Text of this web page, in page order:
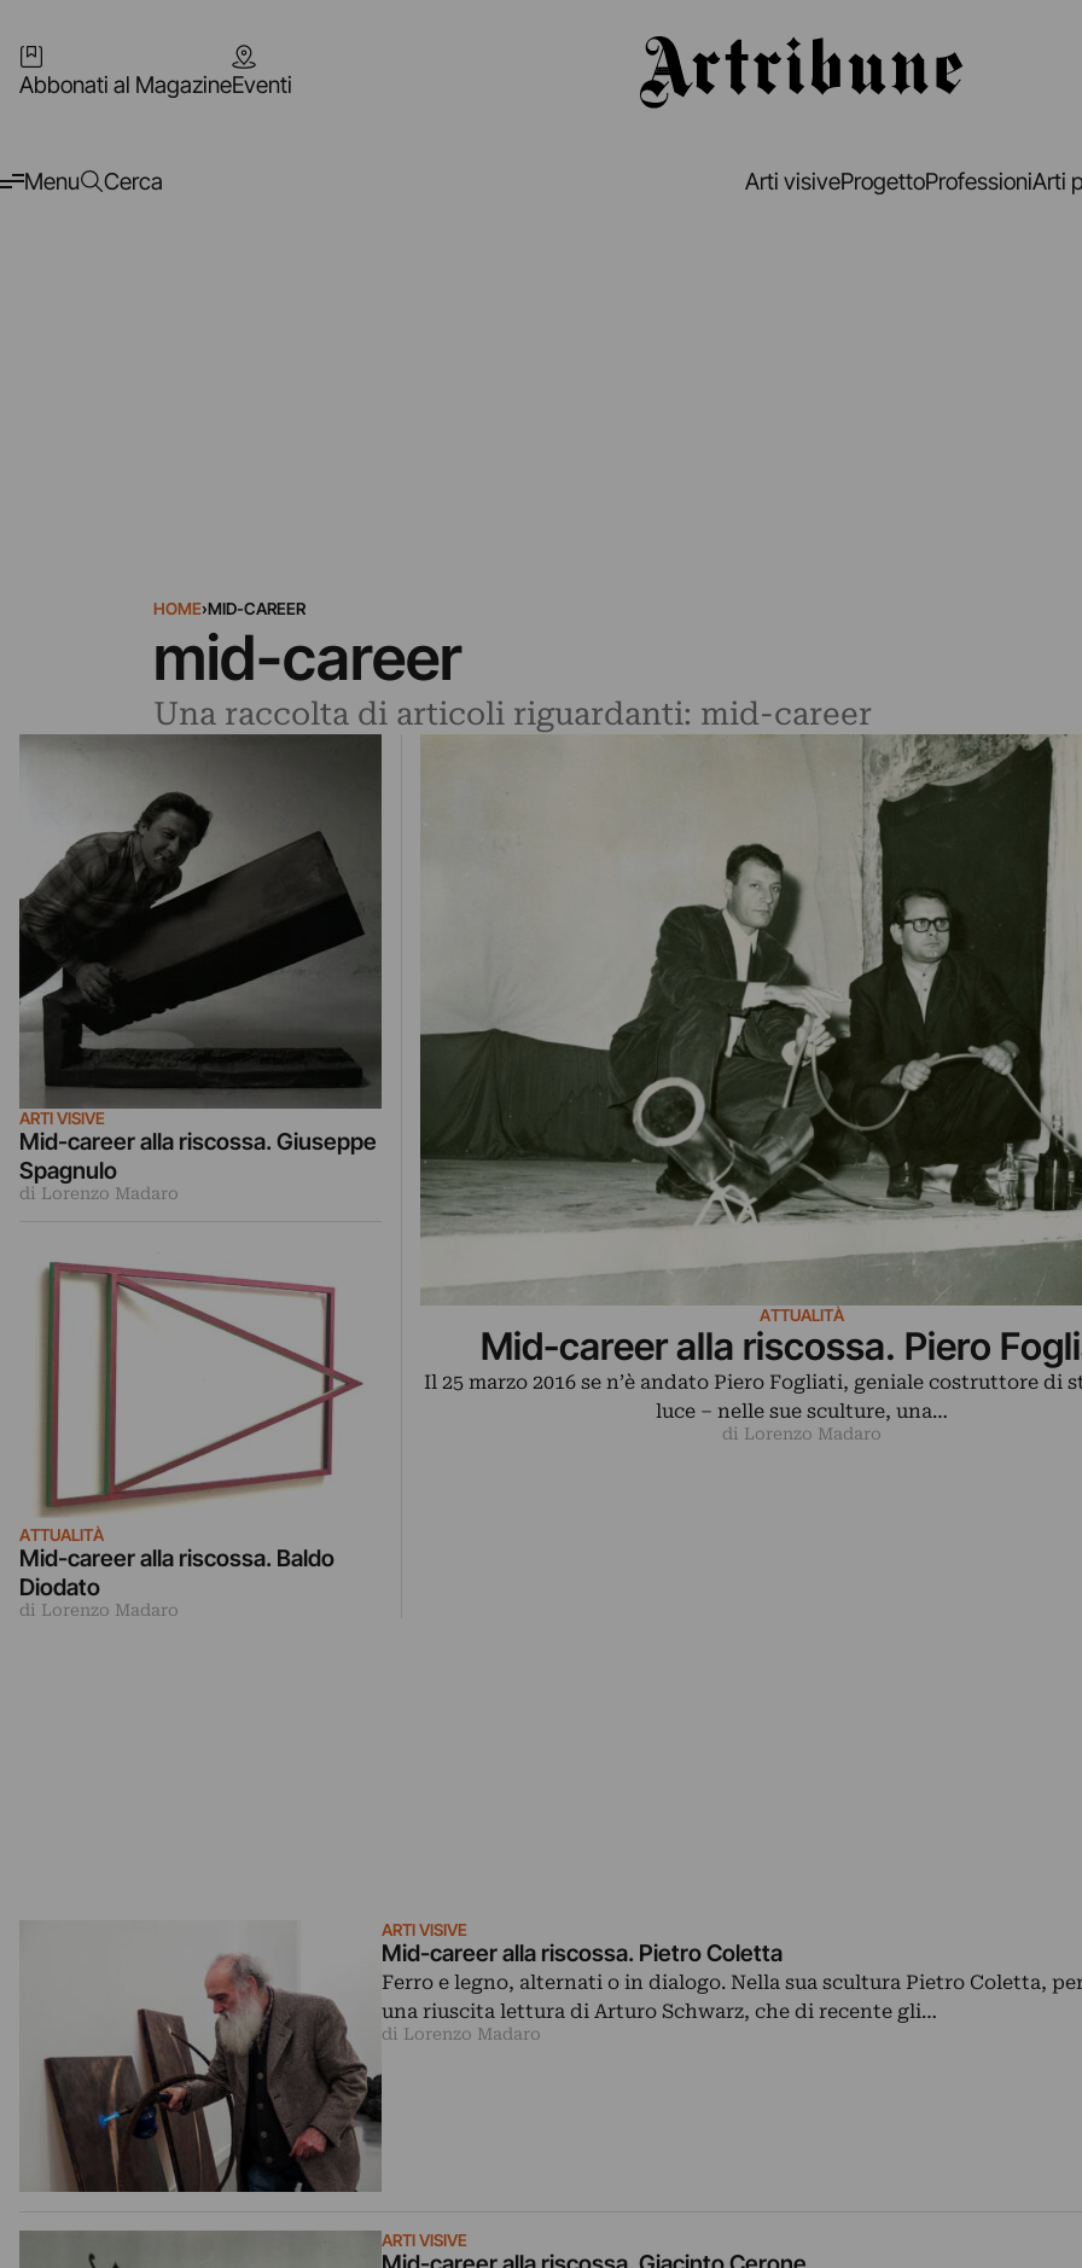
Abbonati al MagazineEventi
Menu Cerca Arti visiveProgettoProfessioniArti
HOME›MID-CAREER
mid-career
Una raccolta di articoli riguardanti: mid-career
ATTUALITÀ
Mid-career alla riscossa. Piero
Il 25 marzo 2016 se n’è andato Piero Fogliati, geniale costruttore di
luce – nelle sue sculture, una…
di Lorenzo Madaro
ARTI VISIVE
Mid-career alla riscossa. Giuseppe
Spagnulo
di Lorenzo Madaro
ATTUALITÀ
Mid-career alla riscossa. Baldo
Diodato
di Lorenzo Madaro
ARTI VISIVE
Mid-career alla riscossa. Pietro Coletta
Ferro e legno, alternati o in dialogo. Nella sua scultura Pietro Coletta,
una riuscita lettura di Arturo Schwarz, che di recente gli…
di Lorenzo Madaro
ARTI VISIVE